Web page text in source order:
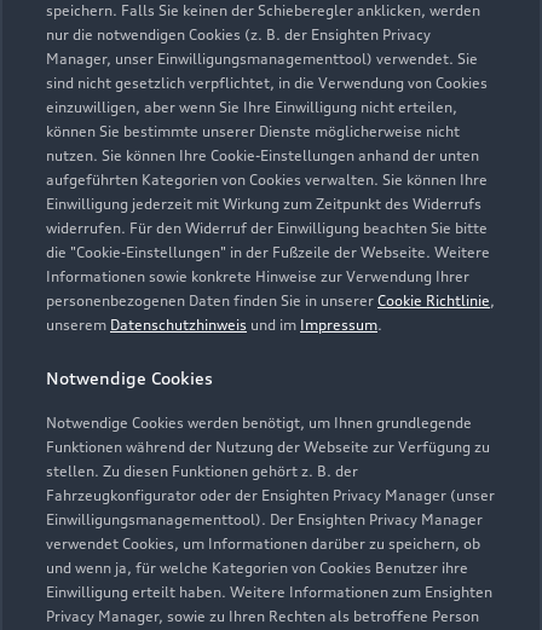
speichern. Falls Sie keinen der Schieberegler anklicken, werden
nur die notwendigen Cookies (z. B. der Ensighten Privacy
Manager, unser Einwilligungsmanagementtool) verwendet. Sie
sind nicht gesetzlich verpflichtet, in die Verwendung von Cookies
einzuwilligen, aber wenn Sie Ihre Einwilligung nicht erteilen,
können Sie bestimmte unserer Dienste möglicherweise nicht
nutzen. Sie können Ihre Cookie-Einstellungen anhand der unten
aufgeführten Kategorien von Cookies verwalten. Sie können Ihre
Einwilligung jederzeit mit Wirkung zum Zeitpunkt des Widerrufs
widerrufen. Für den Widerruf der Einwilligung beachten Sie bitte
die "Cookie-Einstellungen" in der Fußzeile der Webseite. Weitere
Informationen sowie konkrete Hinweise zur Verwendung Ihrer
personenbezogenen Daten finden Sie in unserer Cookie Richtlinie,
unserem Datenschutzhinweis und im Impressum.
Notwendige Cookies
Notwendige Cookies werden benötigt, um Ihnen grundlegende
Funktionen während der Nutzung der Webseite zur Verfügung zu
stellen. Zu diesen Funktionen gehört z. B. der
Fahrzeugkonfigurator oder der Ensighten Privacy Manager (unser
Einwilligungsmanagementtool). Der Ensighten Privacy Manager
verwendet Cookies, um Informationen darüber zu speichern, ob
und wenn ja, für welche Kategorien von Cookies Benutzer ihre
Einwilligung erteilt haben. Weitere Informationen zum Ensighten
Privacy Manager, sowie zu Ihren Rechten als betroffene Person
Zur Inspektion
Zur Reparatur
Zurück nach oben
Modelle